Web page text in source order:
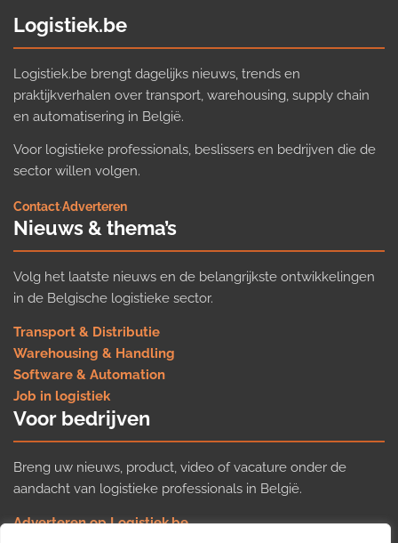
Logistiek.be
Logistiek.be brengt dagelijks nieuws, trends en
praktijkverhalen over transport, warehousing, supply chain
en automatisering in België.
Voor logistieke professionals, beslissers en bedrijven die de
sector willen volgen.
Contact·Adverteren
Nieuws & thema’s
Volg het laatste nieuws en de belangrijkste ontwikkelingen
in de Belgische logistieke sector.
Transport & Distributie
Warehousing & Handling
Software & Automation
Job in logistiek
Voor bedrijven
Breng uw nieuws, product, video of vacature onder de
aandacht van logistieke professionals in België.
Adverteren op Logistiek.be